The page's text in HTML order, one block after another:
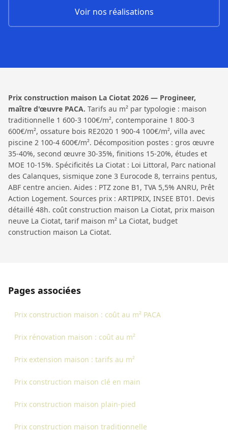
Voir nos réalisations
Prix construction maison La Ciotat 2026 — Progineer,
maître d'œuvre PACA. Tarifs au m² par typologie : maison
traditionnelle 1 600-3 100€/m², contemporaine 1 800-3
600€/m², ossature bois RE2020 1 900-4 100€/m², villa avec
piscine 2 100-4 600€/m². Décomposition postes : gros œuvre
35-40%, second œuvre 30-35%, finitions 15-20%, études et
MOE 10-15%. Spécificités La Ciotat : Loi Littoral, Parc national
des Calanques, sismique zone 3 Eurocode 8, terrains pentus,
ABF centre ancien. Aides : PTZ zone B1, TVA 5,5% ANRU, Prêt
Action Logement. Sources prix : ARTIPRIX, INSEE BT01. Devis
détaillé 48h. coût construction maison La Ciotat, prix maison
neuve La Ciotat, tarif maison m² La Ciotat, budget
construction maison La Ciotat.
Pages associées
Prix construction maison : coût au m² PACA
Prix rénovation maison : coût au m²
Prix extension maison : tarifs au m²
Prix construction maison clé en main
Prix construction maison plain-pied
Prix construction maison traditionnelle